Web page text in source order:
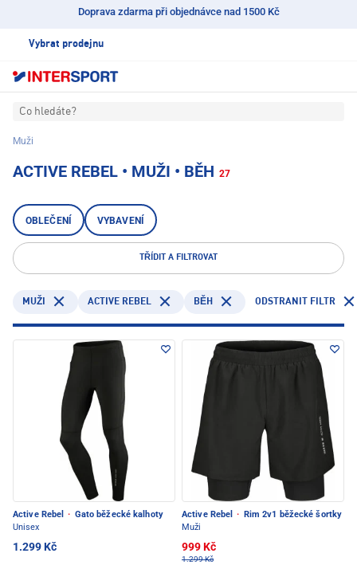
Doprava zdarma při objednávce nad 1500 Kč
Vybrat prodejnu
Co hledáte?
Muži
ACTIVE REBEL • MUŽI • BĚH 27
OBLEČENÍ VYBAVENÍ
TŘÍDIT A FILTROVAT
MUŽI ACTIVE REBEL BĚH ODSTRANIT FILTR
Active Rebel · Gato běžecké kalhoty
Unisex
1.299 Kč
Active Rebel · Rim 2v1 běžecké šortky
Muži
999 Kč
1.299 Kč